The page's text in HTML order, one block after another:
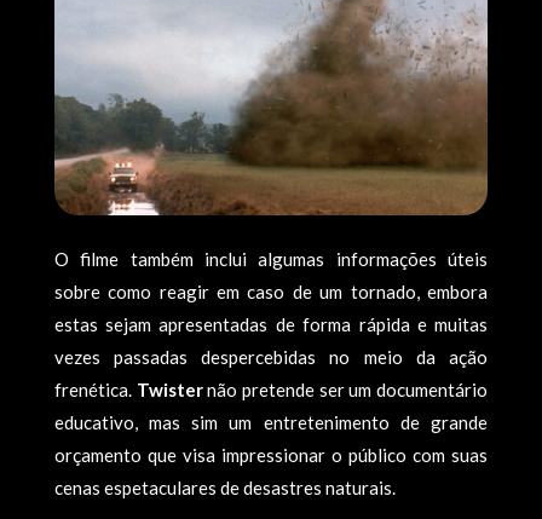
O filme também inclui algumas informações úteis
sobre como reagir em caso de um tornado, embora
estas sejam apresentadas de forma rápida e muitas
vezes passadas despercebidas no meio da ação
frenética. Twisternão pretende ser um documentário
educativo, mas sim um entretenimento de grande
orçamento que visa impressionar o público com suas
cenas espetaculares de desastres naturais.